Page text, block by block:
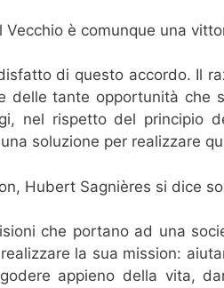
Vecchio è comunque una
di questo accordo. Il
delle tante opportunità che
nel rispetto del principio
soluzione per realizzare
Hubert Sagnières si dice
che portano ad una
la sua mission:
appieno della vita,